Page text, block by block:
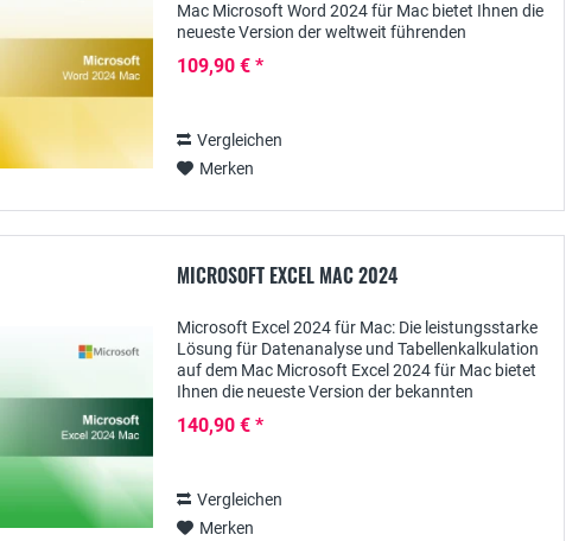
Mac Microsoft Word 2024 für Mac bietet Ihnen die
neueste Version der weltweit führenden
109,90 € *
Vergleichen
Merken
MICROSOFT EXCEL MAC 2024
Microsoft Excel 2024 für Mac: Die leistungsstarke
Lösung für Datenanalyse und Tabellenkalkulation
auf dem Mac Microsoft Excel 2024 für Mac bietet
Ihnen die neueste Version der bekannten
140,90 € *
Vergleichen
Merken